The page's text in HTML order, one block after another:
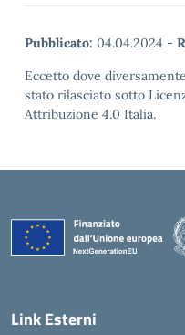
Pubblicato: 04.04.2024 -
Eccetto dove
stato rilasciato sotto
Attribuzione 4.0 Italia.
Link Esterni